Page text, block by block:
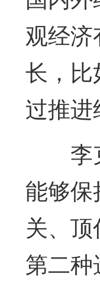
观经济
长，比
过推进
李
能够保
关、
第二种